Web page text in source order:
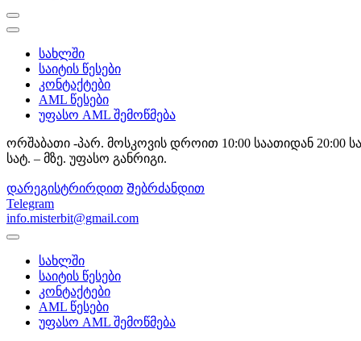
სახლში
საიტის წესები
კონტაქტები
AML წესები
უფასო AML შემოწმება
ორშაბათი -პარ. მოსკოვის დროით 10:00 საათიდან 20:00
სატ. – მზე. უფასო განრიგი.
დარეგისტრირდით Შებრძანდით
Telegram
info.misterbit@gmail.com
სახლში
საიტის წესები
კონტაქტები
AML წესები
უფასო AML შემოწმება